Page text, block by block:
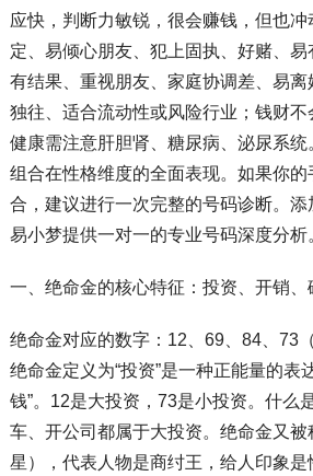
应快，判断力敏锐，很会赚钱，但也
定、易倾心朋友、犯上固执、好赌、
有结果、重视朋友、家庭协调差、易
独往、适合流动性或风险行业；钱财不
健康需注意肝胆肾、糖尿病、泌尿系
组合在性格维度的全面表现。如果你的
合，建议进行一次完整的号码诊断。添
易小梦提供一对一的专业号码深度分析
一、绝命金的核心特征：投资、开销、
绝命金对应的数字：12、69、84、73
绝命金定义为“投资”是一种正能量的表
钱”。12是大投资，73是小投资。什么
车、开公司都属于大投资。绝命金又
星），代表人物是商纣王，给人印象